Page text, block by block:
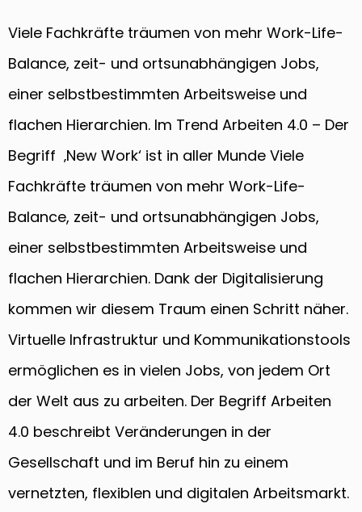
Viele Fachkräfte träumen von mehr Work-Life-
Balance, zeit- und ortsunabhängigen Jobs,
einer selbstbestimmten Arbeitsweise und
flachen Hierarchien. Im Trend Arbeiten 4.0 – Der
Begriff ‚New Work‘ ist in aller Munde Viele
Fachkräfte träumen von mehr Work-Life-
Balance, zeit- und ortsunabhängigen Jobs,
einer selbstbestimmten Arbeitsweise und
flachen Hierarchien. Dank der Digitalisierung
kommen wir diesem Traum einen Schritt näher.
Virtuelle Infrastruktur und Kommunikationstools
ermöglichen es in vielen Jobs, von jedem Ort
der Welt aus zu arbeiten. Der Begriff Arbeiten
4.0 beschreibt Veränderungen in der
Gesellschaft und im Beruf hin zu einem
vernetzten, flexiblen und digitalen Arbeitsmarkt.